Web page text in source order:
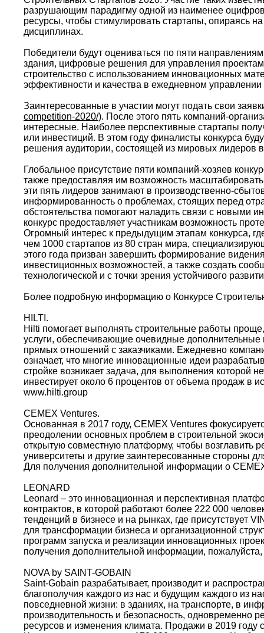
разрушающим парадигму одной из наименее
ресурсы, чтобы стимулировать стартапы, опираясь
дисциплинах.
Победители будут оцениваться по пяти
здания, цифровые решения для управления
строительство с использованием инновационных
эффективности и качества в ежедневном управлении
Заинтересованные в участии могут подать свои
competition-2020/). После этого пять компаний-
интересные. Наиболее перспективные стартапы
или инвестиций. В этом году финалисты конкурса
решения аудитории, состоящей из мировых лидеров
Глобальное присутствие пяти компаний-хозяев
также предоставляя им возможность
эти пять лидеров занимают в производственно-
информированность о проблемах, стоящих перед
обстоятельства помогают наладить связи с новыми
конкурс предоставляет участникам возможность
Огромный интерес к предыдущим этапам конкурса,
чем 1000 стартапов из 80 стран мира,
этого года призван завершить формирование
инвестиционных возможностей, а также создать
технологической и с точки зрения устойчивого
Более подробную информацию о Конкурсе
HILTI.
Hilti помогает выполнять строительные работы
услуги, обеспечивающие очевидные
прямых отношений с заказчиками. Ежедневно
означает, что многие инновационные идеи
стройке возникает задача, для выполнения которой
инвестирует около 6 процентов от объема продаж в
www.hilti.group
CEMEX Ventures.
Основанная в 2017 году, CEMEX Ventures
преодолении основных проблем в строительной
открытую совместную платформу, чтобы возглавить
университеты и другие заинтересованные стороны
Для получения дополнительной информации о
LEONARD
Leonard – это инновационная и перспективная
контрактов, в которой работают более 222 000
тенденций в бизнесе и на рынках, где присутствует
для трансформации бизнеса и организационной
программ запуска и реализации инновационных
получения дополнительной информации, пожалуйста,
NOVA by SAINT-GOBAIN
Saint-Gobain разрабатывает, производит и
благополучия каждого из нас и будущим каждого
повседневной жизни: в зданиях, на транспорте, в
производительность и безопасность, одновременно
ресурсов и изменения климата. Продажи в 2019